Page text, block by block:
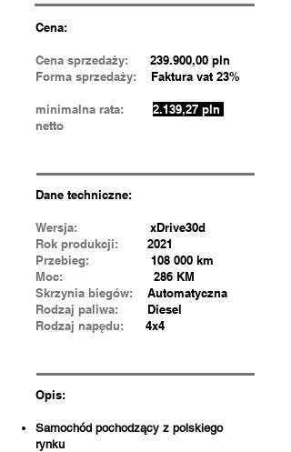
Cena:
Cena sprzedaży:
239.900,00 pln
Forma sprzedaży:
Faktura vat 23%
minimalna rata:
2.139,27 pln
netto
Dane techniczne:
Wersja: xDrive30d
Rok produkcji:
2021
Przebieg: 108 000 km
Moc: 286 KM
Skrzynia biegów:
Automatyczna
Rodzaj paliwa: Diesel
Rodzaj napędu: 4x4
Opis:
Samochód pochodzący z polskiego
rynku